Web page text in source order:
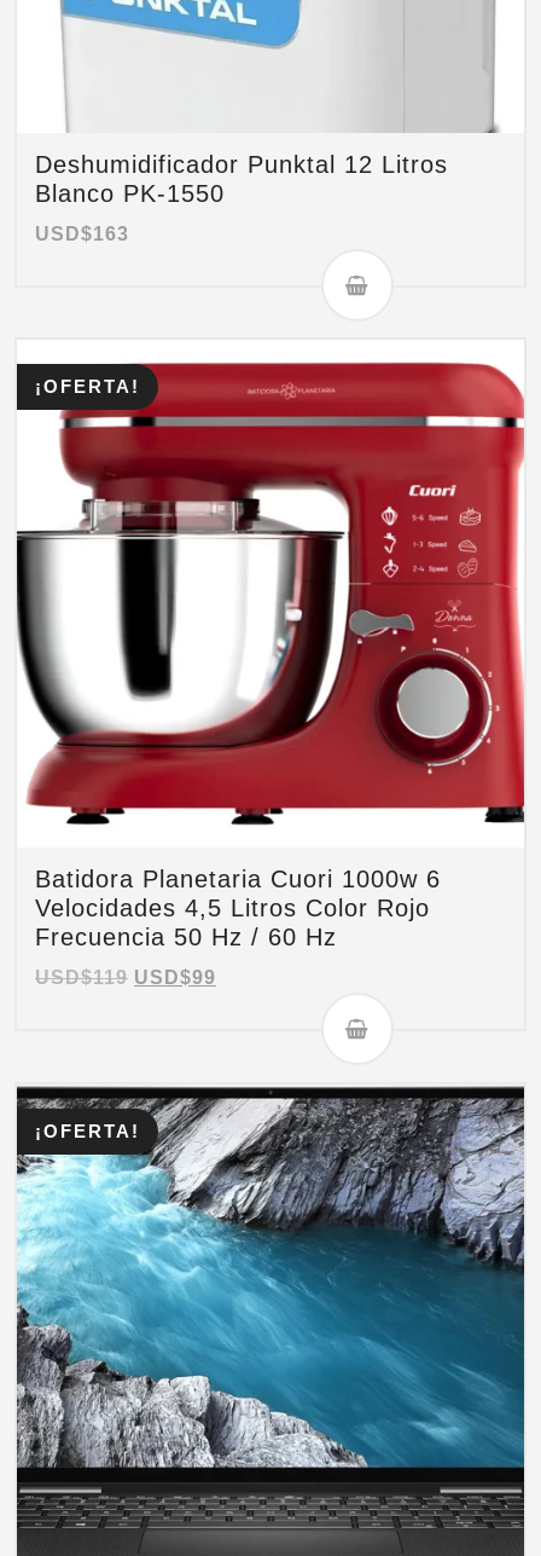
Deshumidificador Punktal 12 Litros
Blanco PK-1550
USD$163
¡OFERTA!
Batidora Planetaria Cuori 1000w 6
Velocidades 4,5 Litros Color Rojo
Frecuencia 50 Hz / 60 Hz
USD$119 USD$99
¡OFERTA!